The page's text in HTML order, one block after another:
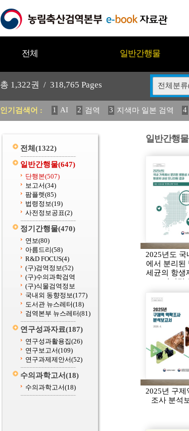
전체 일반간행물
총 1,322권 / 318,765 Pages 전체분
인기검색어 : 1 AI 2 검역 3 지색마 일본 검역 4
11 2025 12 중독성 식물 도감 13 媛
전체 (1322)
일반간행물(647)
단행본(507)
보고서(34)
팜플렛(85)
법령정보(19)
사전정보공표(2)
정기간행물(470)
연보(80)
아름드리(58)
R&D FOCUS(4)
(구)검역정보(52)
(구)수의과학검역
(구)식물검역정보
국내외 동향정보(177)
도서관 뉴스레터(18)
검역본부 뉴스레터(81)
연구성과자료(187)
연구성과활용집(26)
연구보고서(109)
연구과제제안서(52)
수의과학고서(18)
수의과학고서(18)
일반간행물
2025년도 국
에서 분리된
세균의 항생
모니터링
2025년 구제
조사 분석